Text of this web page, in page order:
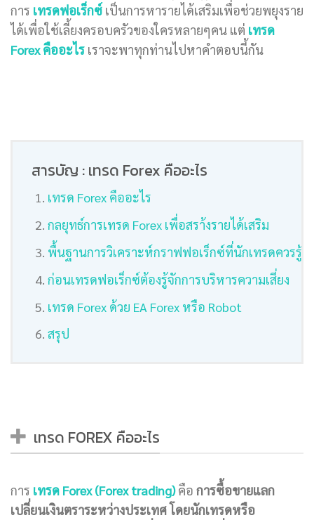
การ เทรดฟอเร็กซ์ เป็นการหารายได้เสริมเพื่อช่วยพยุงราย
ได้เพื่อใช้เลี้ยงครอบครัวของใครหลายๆคน แต่ เทรด
Forex คืออะไร เราจะพาทุกท่านไปหาคำตอบนี้กัน
สารบัญ : เทรด Forex คืออะไร
เทรด Forex คืออะไร
กลยุทธ์การเทรด Forex เพื่อสรา้งรายได้เสริม
พื้นฐานการวิเคราะห์กราฟฟอเร็กซ์ที่นักเทรดควรรู้
ก่อนเทรดฟอเร็กซ์ต้องรู้จักการบริหารความเสี่ยง
เทรด Forex ด้วย EA Forex หรือ Robot
สรุป
เทรด FOREX คืออะไร
การ เทรด Forex (Forex trading)คือ การซื้อขายแลก
เปลี่ยนเงินตราระหว่างประเทศ โดยนักเทรดหรือ